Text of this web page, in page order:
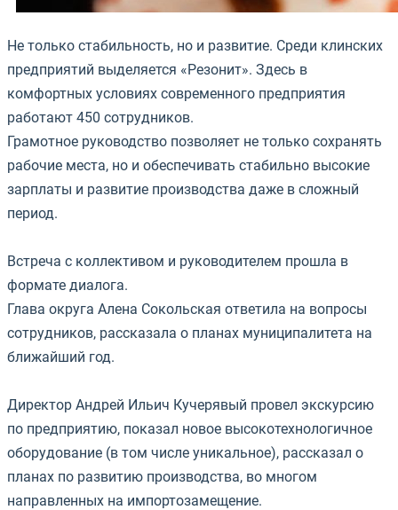
Не только стабильность, но и развитие. Среди клинских
предприятий выделяется «Резонит». Здесь в
комфортных условиях современного предприятия
работают 450 сотрудников.
Грамотное руководство позволяет не только сохранять
рабочие места, но и обеспечивать стабильно высокие
зарплаты и развитие производства даже в сложный
период.
Встреча с коллективом и руководителем прошла в
формате диалога.
Глава округа Алена Сокольская ответила на вопросы
сотрудников, рассказала о планах муниципалитета на
ближайший год.
Директор Андрей Ильич Кучерявый провел экскурсию
по предприятию, показал новое высокотехнологичное
оборудование (в том числе уникальное), рассказал о
планах по развитию производства, во многом
направленных на импортозамещение.